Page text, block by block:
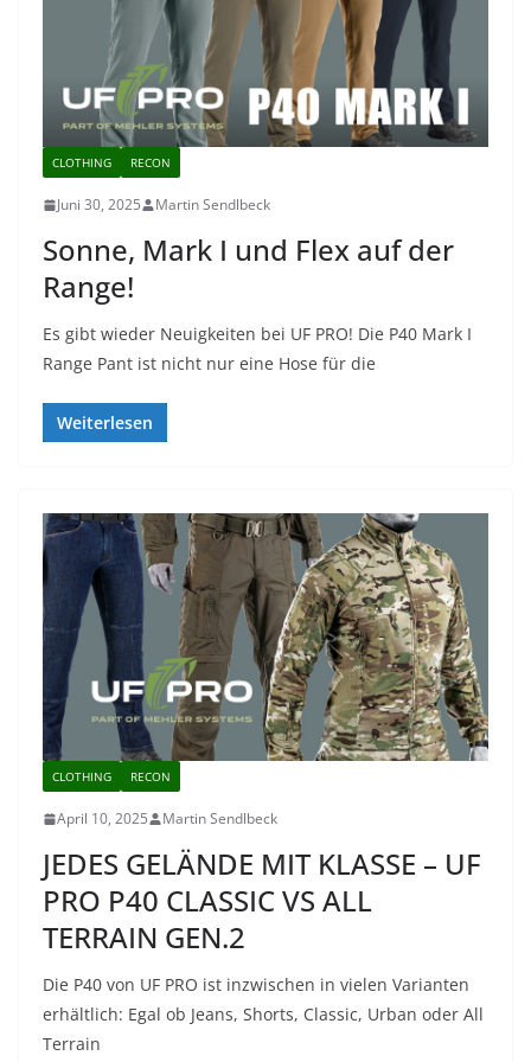
CLOTHING RECON
Juni 30, 2025 Martin Sendlbeck
Sonne, Mark I und Flex auf der
Range!
Es gibt wieder Neuigkeiten bei UF PRO! Die P40 Mark I
Range Pant ist nicht nur eine Hose für die
Weiterlesen
CLOTHING RECON
April 10, 2025 Martin Sendlbeck
JEDES GELÄNDE MIT KLASSE – UF
PRO P40 CLASSIC VS ALL
TERRAIN GEN.2
Die P40 von UF PRO ist inzwischen in vielen Varianten
erhältlich: Egal ob Jeans, Shorts, Classic, Urban oder All
Terrain